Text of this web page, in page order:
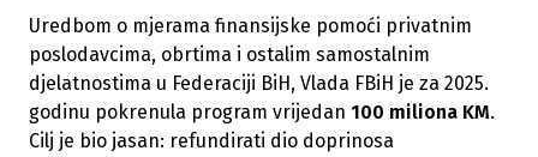
Uredbom o mjerama finansijske pomoći privatnim
poslodavcima, obrtima i ostalim samostalnim
djelatnostima u Federaciji BiH, Vlada FBiH je za 2025.
godinu pokrenula program vrijedan 100 miliona KM.
Cilj je bio jasan: refundirati dio doprinosa